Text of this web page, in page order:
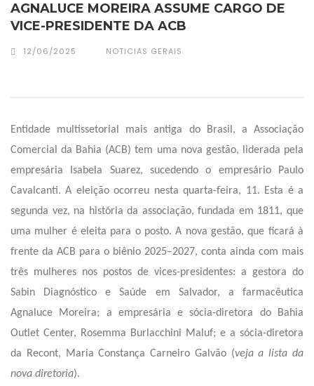
AGNALUCE MOREIRA ASSUME CARGO DE
VICE-PRESIDENTE DA ACB
12/06/2025 NOTICIAS GERAIS
Entidade multissetorial mais antiga do Brasil, a Associação
Comercial da Bahia (ACB) tem uma nova gestão, liderada pela
empresária Isabela Suarez, sucedendo o empresário Paulo
Cavalcanti. A eleição ocorreu nesta quarta-feira, 11. Esta é a
segunda vez, na história da associação, fundada em 1811, que
uma mulher é eleita para o posto. A nova gestão, que ficará à
frente da ACB para o biênio 2025–2027, conta ainda com mais
três mulheres nos postos de vices-presidentes: a gestora do
Sabin Diagnóstico e Saúde em Salvador, a farmacêutica
Agnaluce Moreira; a empresária e sócia-diretora do Bahia
Outlet Center, Rosemma Burlacchini Maluf; e a sócia-diretora
da Recont, Maria Constança Carneiro Galvão (veja a lista da
nova diretoria).